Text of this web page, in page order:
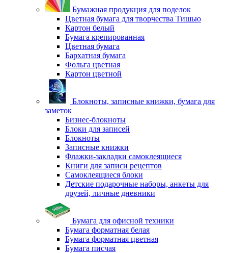
Бумажная продукция для поделок
Цветная бумага для творчества Тишью
Картон белый
Бумага крепированная
Цветная бумага
Бархатная бумага
Фольга цветная
Картон цветной
Блокноты, записные книжки, бумага для
заметок
Бизнес-блокноты
Блоки для записей
Блокноты
Записные книжки
Флажки-закладки самоклеящиеся
Книги для записи рецептов
Самоклеящиеся блоки
Детские подарочные наборы, анкеты для
друзей, личные дневники
Бумага для офисной техники
Бумага форматная белая
Бумага форматная цветная
Бумага писчая